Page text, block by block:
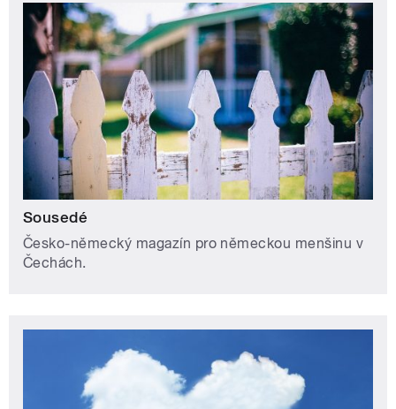
Sousedé
Česko-německý magazín pro německou menšinu v
Čechách.